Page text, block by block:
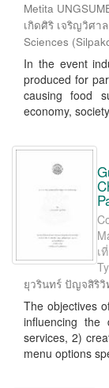
Metita
เกิดศิริ เจริญวิศา
Sciences (
In the event
produced for
causing food
economy,
เ
ยุวรินทร์ ปัญจสิริวิ
The objectives
influencing the
services, 2)
menu options